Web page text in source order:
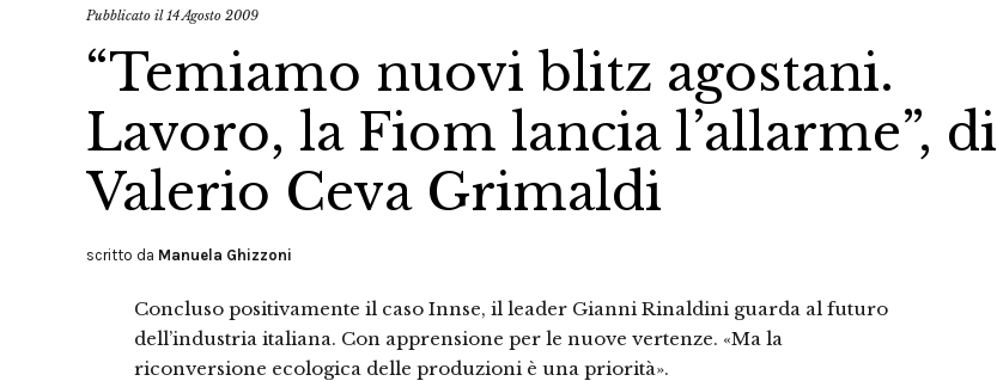
Pubblicato il14 Agosto 2009
“Temiamo nuovi blitz agostani.
Lavoro, la Fiom lancia l’allarme”, di
Valerio Ceva Grimaldi
scritto da Manuela Ghizzoni
Concluso positivamente il caso Innse, il leader Gianni Rinaldini guarda al futuro
dell’industria italiana. Con apprensione per le nuove vertenze. «Ma la
riconversione ecologica delle produzioni è una priorità».